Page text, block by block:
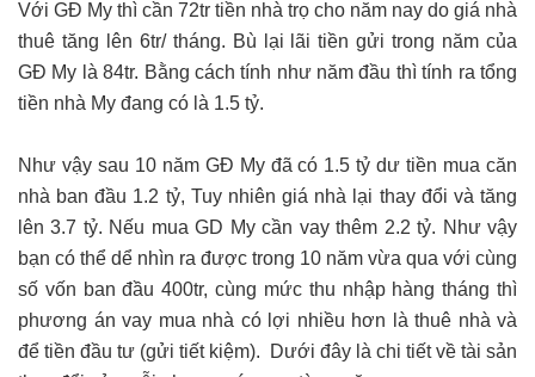
Với GĐ My thì cần 72tr tiền nhà trọ cho năm nay do giá nhà
thuê tăng lên 6tr/ tháng. Bù lại lãi tiền gửi trong năm của
GĐ My là 84tr. Bằng cách tính như năm đầu thì tính ra tổng
tiền nhà My đang có là 1.5 tỷ.
Như vậy sau 10 năm GĐ My đã có 1.5 tỷ dư tiền mua căn
nhà ban đầu 1.2 tỷ, Tuy nhiên giá nhà lại thay đổi và tăng
lên 3.7 tỷ. Nếu mua GD My cần vay thêm 2.2 tỷ. Như vậy
bạn có thể dể nhìn ra được trong 10 năm vừa qua với cùng
số vốn ban đầu 400tr, cùng mức thu nhập hàng tháng thì
phương án vay mua nhà có lợi nhiều hơn là thuê nhà và
để tiền đầu tư (gửi tiết kiệm). Dưới đây là chi tiết về tài sản